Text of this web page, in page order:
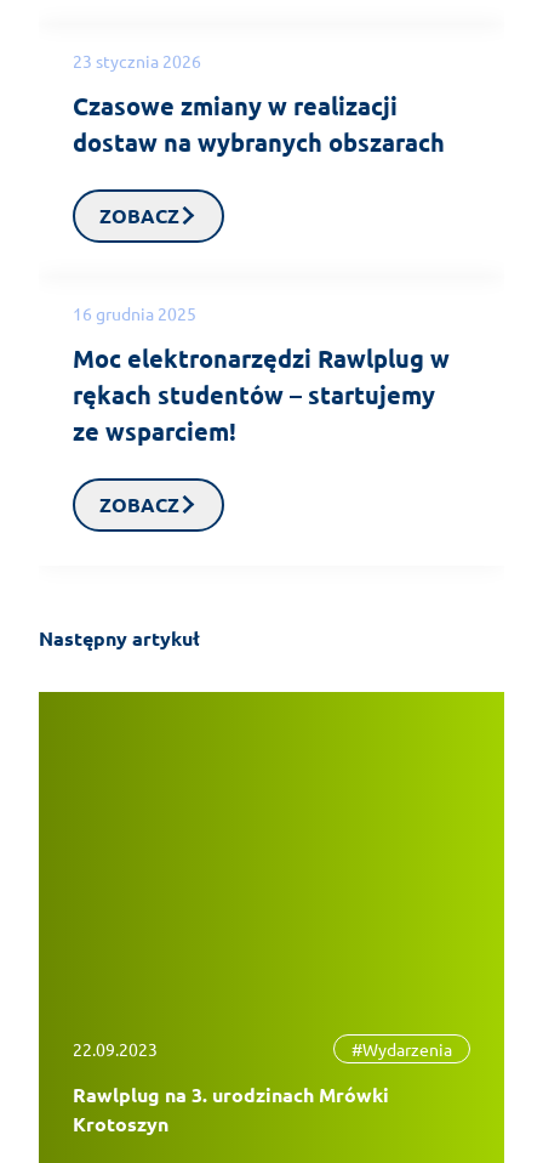
23 stycznia 2026
Czasowe zmiany w realizacji
dostaw na wybranych obszarach
ZOBACZ
16 grudnia 2025
Moc elektronarzędzi Rawlplug w
rękach studentów – startujemy
ze wsparciem!
ZOBACZ
Następny artykuł
22.09.2023 #Wydarzenia
Rawlplug na 3. urodzinach Mrówki
Krotoszyn